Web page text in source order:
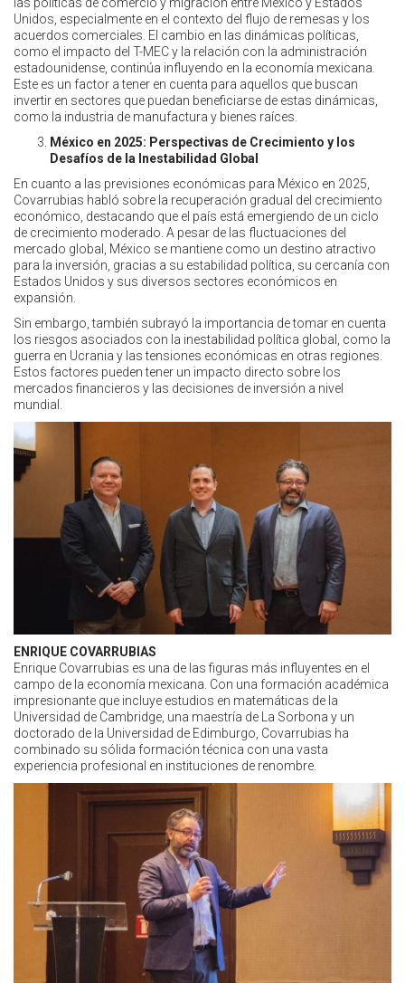
Unidos, especialmente en el contexto del flujo de remesas y los
acuerdos comerciales. El cambio en las dinámicas políticas,
como el impacto del T-MEC y la relación con la administración
estadounidense, continúa influyendo en la economía mexicana.
Este es un factor a tener en cuenta para aquellos que buscan
invertir en sectores que puedan beneficiarse de estas dinámicas,
como la industria de manufactura y bienes raíces.
México en 2025: Perspectivas de Crecimiento y los
Desafíos de la Inestabilidad Global
En cuanto a las previsiones económicas para México en 2025,
Covarrubias habló sobre la recuperación gradual del crecimiento
económico, destacando que el país está emergiendo de un ciclo
de crecimiento moderado. A pesar de las fluctuaciones del
mercado global, México se mantiene como un destino atractivo
para la inversión, gracias a su estabilidad política, su cercanía con
Estados Unidos y sus diversos sectores económicos en
expansión.
Sin embargo, también subrayó la importancia de tomar en cuenta
los riesgos asociados con la inestabilidad política global, como la
guerra en Ucrania y las tensiones económicas en otras regiones.
Estos factores pueden tener un impacto directo sobre los
mercados financieros y las decisiones de inversión a nivel
mundial.
ENRIQUE COVARRUBIAS
Enrique Covarrubias es una de las figuras más influyentes en el
campo de la economía mexicana. Con una formación académica
impresionante que incluye estudios en matemáticas de la
Universidad de Cambridge, una maestría de La Sorbona y un
doctorado de la Universidad de Edimburgo, Covarrubias ha
combinado su sólida formación técnica con una vasta
experiencia profesional en instituciones de renombre.